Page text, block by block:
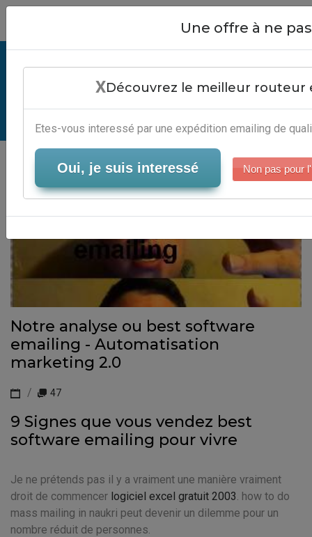
Best Software Emailing - Services
Gestion Newsletter
Serveur-Emailing
Notre analyse ou best software
emailing - Automatisation
marketing 2.0
47
9 Signes que vous vendez best
software emailing pour vivre
Je ne prétends pas il y a vraiment une manière vraiment
droit de commencer logiciel excel gratuit 2003. how to do
mass mailing in naukri peut devenir un dilemme pour un
nombre réduit de personnes.
Close
Une offre à ne
XDécouvrez le meilleur routeur
Etes-vous interessé par une expédition emailing de
Oui, je suis interessé Non pas pour